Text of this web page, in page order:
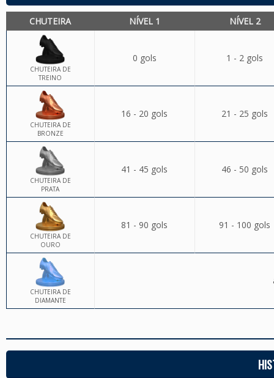
CHUTEIRA NÍVEL 1 NÍVEL 2
CHUTEIRA DE
TREINO
0 gols 1 - 2 gols
CHUTEIRA DE
BRONZE
16 - 20 gols 21 - 25 gols
CHUTEIRA DE
PRATA
41 - 45 gols 46 - 50 gols
CHUTEIRA DE
OURO
81 - 90 gols 91 - 100 gols
CHUTEIRA DE
DIAMANTE